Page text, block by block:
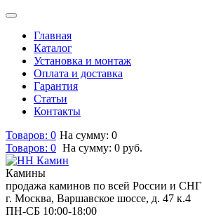
Главная
Каталог
Установка и монтаж
Оплата и доставка
Гарантия
Статьи
Контакты
Товаров: 0 На сумму: 0
Товаров: 0 На сумму: 0 руб.
Камины
продажа каминов по всей России и СНГ
г. Москва, Варшавское шоссе, д. 47 к.4
ПН-СБ 10:00-18:00